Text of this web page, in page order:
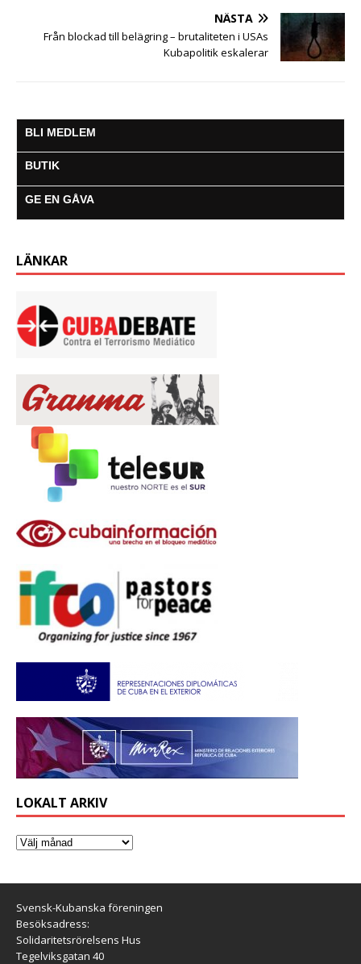
NÄSTA
Från blockad till belägring – brutaliteten i USAs
Kubapolitik eskalerar
BLI MEDLEM
BUTIK
GE EN GÅVA
LÄNKAR
LOKALT ARKIV
Svensk-Kubanska föreningen
Besöksadress:
Solidaritetsrörelsens Hus
Tegelviksgatan 40